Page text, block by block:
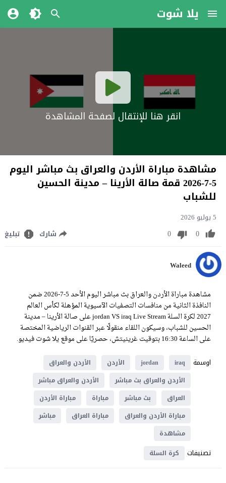
يلا شوت
انقر هنا للإنتقال لصفحة المشاهدة
مشاهدة مباراة الأردن والعراق بث مباشر اليوم
5-7-2026 قمة صالة الأرينا – مدينة الحسين
للشباب
5 يوليو 2026
0
0 شارك تبليغ
Waleed
مشاهدة مباراة الأردن والعراق بث مباشر اليوم الأحد 5-7-2026 ضمن
النافذة الثانية من منافسات التصفيات الآسيوية المؤهلة لكأس العالم
2027 لكرة السلة jordan VS iraq Live Stream على صالة الأرينا – مدينة
الحسين للشباب، وسيكون اللقاء منقولًا عبر القنوات الرياضية المختصة
على الساعة 16:30 بتوقيت غرينيتش، حصريًا على موقع يلا شوت فيديو.
اوسمة
iraq
jordan الأردن
الأردن والعراق
الأردن والعراق بث مباشر
الأردن والعراق مباشر
العراق
بث مباشر مباراة
مباراة الأردن
مباراة الأردن والعراق
مباراة العراق
مباشر
مشاهدة
تصنيفات كرة السلة